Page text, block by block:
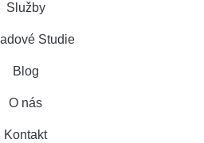
Služby
Studie
Blog
O nás
Kontakt